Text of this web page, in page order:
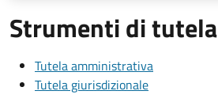
Strumenti di tutela
Tutela amministrativa
Tutela giurisdizionale